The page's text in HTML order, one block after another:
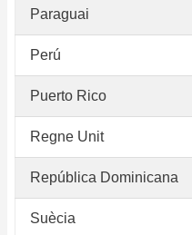
Paraguai
Perú
Puerto Rico
Regne Unit
República Dominicana
Suècia